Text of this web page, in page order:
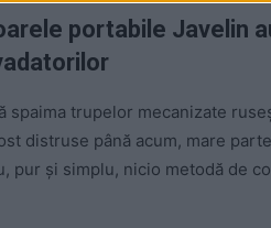
portabile Javelin
spaima trupelor mecanizate
distruse până acum, mare
pur și simplu, nicio metodă de